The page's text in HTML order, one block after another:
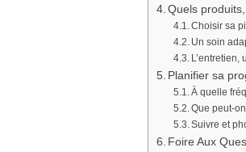
Quels
Choisir sa
Un soin
L’entretien,
Planifier sa
À quelle
Que peut-
Suivre et
Foire Aux